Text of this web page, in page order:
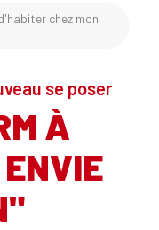
chez mon
se poser
À